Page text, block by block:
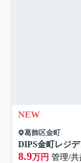
NEW
葛飾区金町
DIPS金町レジ
8.9万円 管理/共